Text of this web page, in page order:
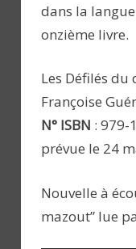
dans la
onzième livre.
Les Défilés du
Françoise
N° ISBN : 979-
prévue le 24
Nouvelle à
mazout” lue